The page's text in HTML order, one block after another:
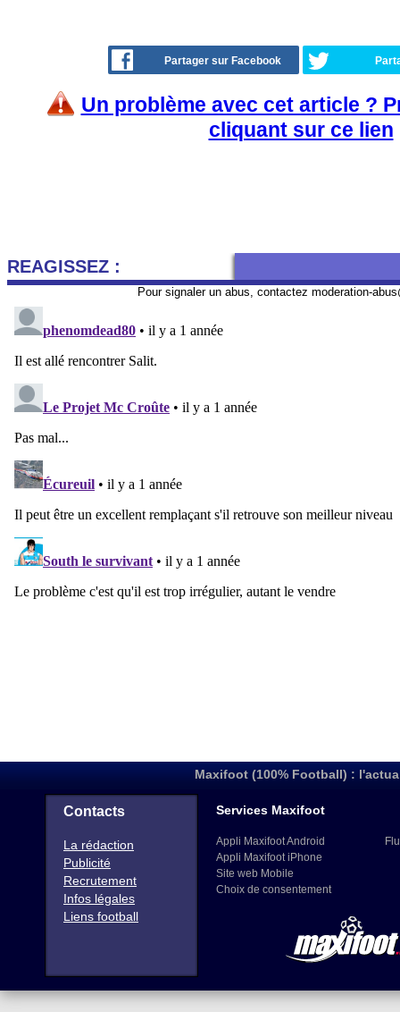
Partager sur Facebook
Un problème avec cet article ?
cliquant sur ce lien
REAGISSEZ :
Pour signaler un abus, contactez moderation-
Maxifoot (100% Football) :
Contacts
La rédaction
Publicité
Recrutement
Infos légales
Liens football
Services Maxifoot
Appli Maxifoot Android
Appli Maxifoot iPhone
Site web Mobile
Choix de consentement